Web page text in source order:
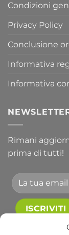
Condizioni
Privacy Policy
Conclusione
Informativa
Informativa
Rimani
prima di tutti!
Accetto le